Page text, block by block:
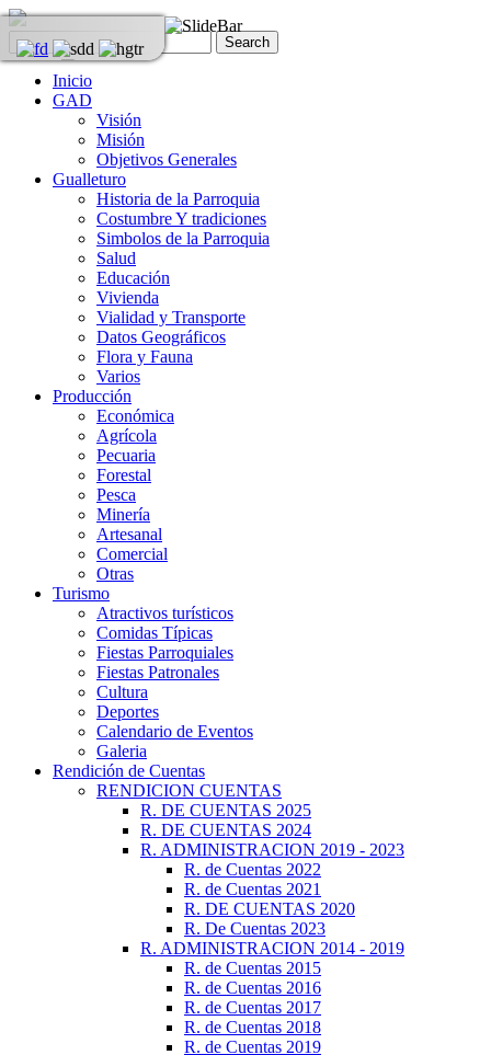
Inicio
GAD
Visión
Misión
Objetivos Generales
Gualleturo
Historia de la Parroquia
Costumbre Y tradiciones
Simbolos de la Parroquia
Salud
Educación
Vivienda
Vialidad y Transporte
Datos Geográficos
Flora y Fauna
Varios
Producción
Económica
Agrícola
Pecuaria
Forestal
Pesca
Minería
Artesanal
Comercial
Otras
Turismo
Atractivos turísticos
Comidas Típicas
Fiestas Parroquiales
Fiestas Patronales
Cultura
Deportes
Calendario de Eventos
Galeria
Rendición de Cuentas
RENDICION CUENTAS
R. DE CUENTAS 2025
R. DE CUENTAS 2024
R. ADMINISTRACION 2019 - 2023
R. de Cuentas 2022
R. de Cuentas 2021
R. DE CUENTAS 2020
R. De Cuentas 2023
R. ADMINISTRACION 2014 - 2019
R. de Cuentas 2015
R. de Cuentas 2016
R. de Cuentas 2017
R. de Cuentas 2018
R. de Cuentas 2019